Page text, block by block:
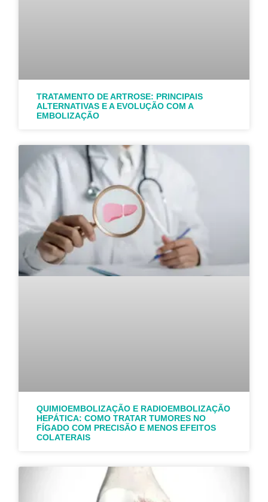
TRATAMENTO DE ARTROSE: PRINCIPAIS
ALTERNATIVAS E A EVOLUÇÃO COM A
EMBOLIZAÇÃO
QUIMIOEMBOLIZAÇÃO E RADIOEMBOLIZAÇÃO
HEPÁTICA: COMO TRATAR TUMORES NO
FÍGADO COM PRECISÃO E MENOS EFEITOS
COLATERAIS